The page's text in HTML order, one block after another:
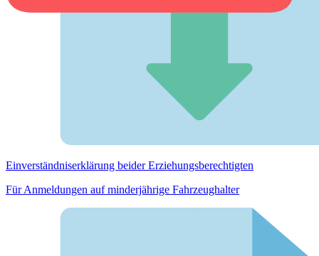
Einverständnis­erklärung beider Erziehungs­berechtigten
Für Anmeldungen auf minderjährige Fahrzeughalter